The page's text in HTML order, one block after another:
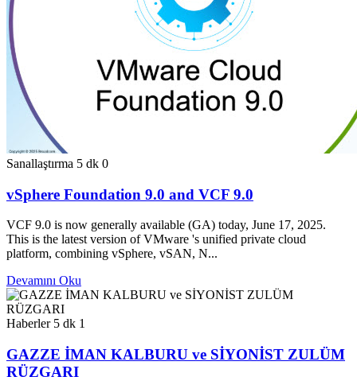
Sanallaştırma 5 dk 0
vSphere Foundation 9.0 and VCF 9.0
VCF 9.0 is now generally available (GA) today, June 17, 2025.
This is the latest version of VMware 's unified private cloud
platform, combining vSphere, vSAN, N...
Devamını Oku
Haberler 5 dk 1
GAZZE İMAN KALBURU ve SİYONİST ZULÜM
RÜZGARI